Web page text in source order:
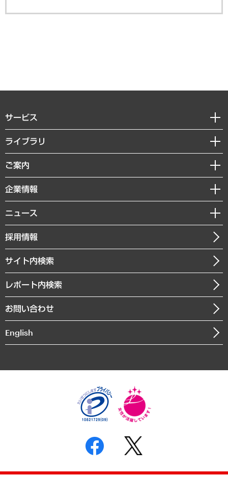
サービス
経営戦略
組織・人事戦略
デジタルイノベーション
共生・ダイバーシティ
GRC（ガバナンス・リスク・コンプライアンス）・防災（政策）
経済・産業・雇用・労働
まちづくり・観光・交通・スポーツ・スマートシティ
自然資源・農林水産業・食料システム
ライブラリ
経済調査
レポート
コラム
経営用語集
受託・受注実績（官公庁関連）
メディア掲載・出演
ご案内
セミナー・イベント情報
MUFGビジネスセミナー
受託案件情報
企業情報
私たちの想い
社長メッセージ
会社概要
沿革
組織図・本部部室紹介
インドネシア現地法人
個人情報保護方針
反社会的勢力に対する基本方針
書面による個人情報の開示等の請求の手続きについて
ニュース
ニュースリリース
お知らせ
採用情報
サイト内検索
レポート内検索
お問い合わせ
English